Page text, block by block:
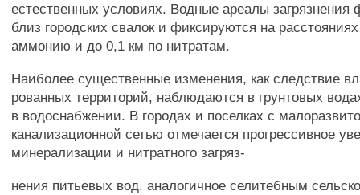
естественных условиях. Водные ареалы
близ городских свалок и фиксируются на
аммонию и до 0,1 км по нитратам.
Наиболее существенные изменения, как следствие
рованных территорий, наблюдаются в грунтовых
в водоснабжении. В городах и поселках с
канализационной сетью отмечается прогрессивное
минерализации и нитратного загряз-
нения питьевых вод, аналогичное селитебным